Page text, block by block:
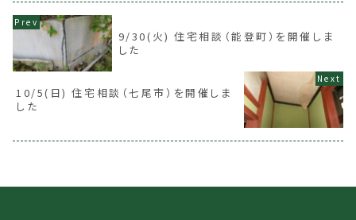
9/30(火) 住宅相談（能登町）を開催しま
した
10/5(日) 住宅相談（七尾市）を開催しま
した